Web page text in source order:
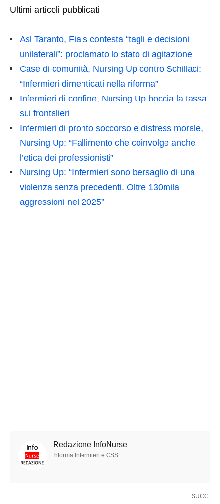
Ultimi articoli pubblicati
Asl Taranto, Fials contesta “tagli e decisioni
unilaterali”: proclamato lo stato di agitazione
Case di comunità, Nursing Up contro Schillaci:
“Infermieri dimenticati nella riforma”
Infermieri di confine, Nursing Up boccia la tassa
sui frontalieri
Infermieri di pronto soccorso e distress morale,
Nursing Up: “Fallimento che coinvolge anche
l’etica dei professionisti”
Nursing Up: “Infermieri sono bersaglio di una
violenza senza precedenti. Oltre 130mila
aggressioni nel 2025”
Redazione InfoNurse
Informa Infermieri e OSS
SUCC.